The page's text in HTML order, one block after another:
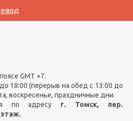
GMT +7.
18:00 (перерыв на обед с 13:00 до
воскресенье, праздничные дни.
по адресу г. Томск, пер.